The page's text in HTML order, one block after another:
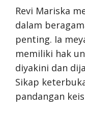
Revi Mariska
dalam
penting. Ia
memiliki hak
diyakini dan
Sikap
pandangan